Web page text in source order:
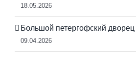
18.05.2026
Большой петергофский дворец
09.04.2026